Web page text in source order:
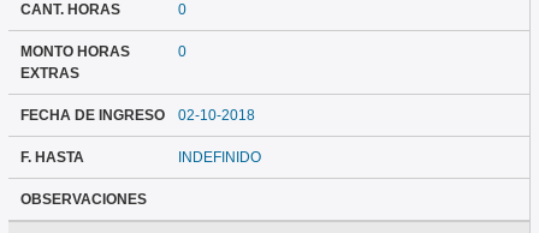
CANT. HORAS 0
MONTO HORAS
EXTRAS
0
FECHA DE INGRESO 02-10-2018
F. HASTA INDEFINIDO
OBSERVACIONES